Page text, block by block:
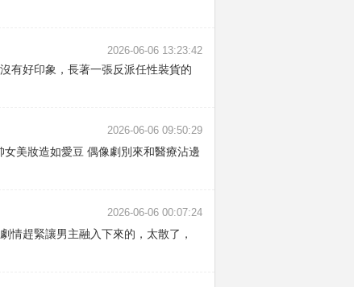
2026-06-06 13:23:42
有好印象，長著一張反派任性裝貨的
2026-06-06 09:50:29
美妝造如愛豆 偶像劇別來和醫療沾邊
2026-06-06 00:07:24
情趕緊讓男主融入下來的，太散了，